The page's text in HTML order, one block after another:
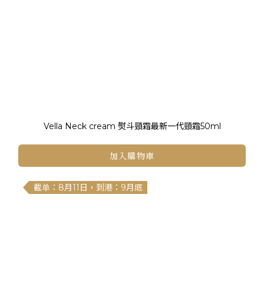
Vella Neck cream 熨斗頸霜最新一代頸霜50ml
加入購物車
截单：8月11日，到港：9月底